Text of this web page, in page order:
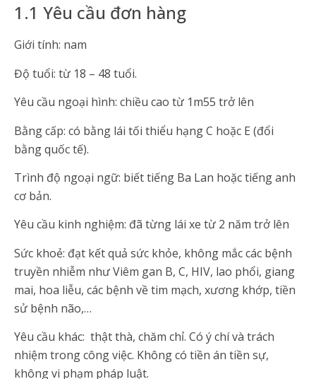
1.1 Yêu cầu đơn hàng
Giới tính: nam
Độ tuổi: từ 18 – 48 tuổi.
Yêu cầu ngoại hình: chiều cao từ 1m55 trở lên
Bằng cấp: có bằng lái tối thiểu hạng C hoặc E (đổi
bằng quốc tế).
Trình độ ngoại ngữ: biết tiếng Ba Lan hoặc tiếng anh
cơ bản.
Yêu cầu kinh nghiệm: đã từng lái xe từ 2 năm trở lên
Sức khoẻ: đạt kết quả sức khỏe, không mắc các bệnh
truyền nhiễm như Viêm gan B, C, HIV, lao phổi, giang
mai, hoa liễu, các bệnh về tim mạch, xương khớp, tiền
sử bệnh não,…
Yêu cầu khác: thật thà, chăm chỉ. Có ý chí và trách
nhiệm trong công việc. Không có tiền án tiền sự,
không vi phạm pháp luật.